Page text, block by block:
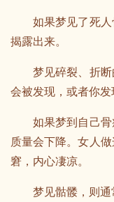
如果梦见了死人
揭露出来。
梦见碎裂、折断
会被发现，或者你发
如果梦到自己骨
质量会下降。女人
窘，内心凄凉。
梦见骷髅，则通